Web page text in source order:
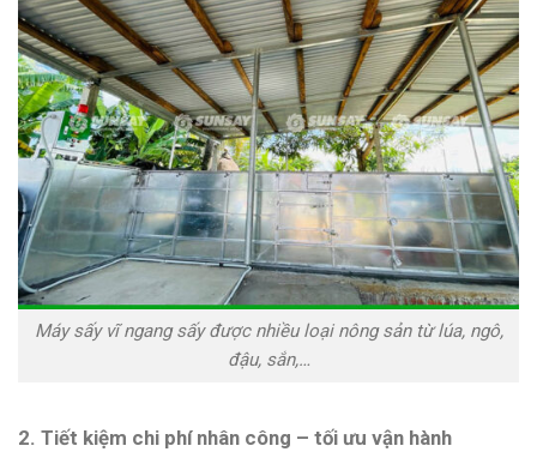
Máy sấy vĩ ngang sấy được nhiều loại nông sản từ lúa, ngô,
đậu, sắn,…
2. Tiết kiệm chi phí nhân công – tối ưu vận hành